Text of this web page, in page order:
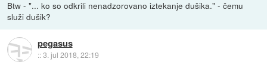
Btw - "... ko so odkrili nenadzorovano iztekanje dušika." - čemu
služi dušik?
pegasus
::3. jul 2018, 22:19